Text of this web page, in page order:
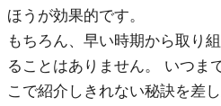
ほうが効果的です。
もちろん、早い時期から取り
ることはありません。 いつま
こで紹介しきれない秘訣を差